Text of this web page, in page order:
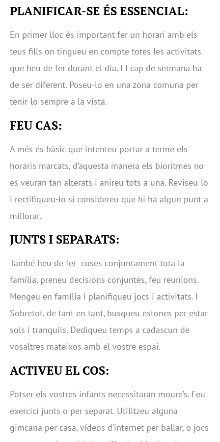
PLANIFICAR-SE ÉS ESSENCIAL:
En primer lloc és important fer un horari amb els
teus fills on tingueu en compte totes les activitats
que heu de fer durant el dia. El cap de setmana ha
de ser diferent. Poseu-lo en una zona comuna per
tenir-lo sempre a la vista.
FEU CAS:
A més és bàsic que intenteu portar a terme els
horaris marcats, d’aquesta manera els bioritmes no
es veuran tan alterats i anireu tots a una. Reviseu-lo
i rectifiqueu-lo si considereu que hi ha algun punt a
millorar.
JUNTS I SEPARATS:
També heu de fer coses conjuntament tota la
família, preneu decisions conjuntes, feu reunions.
Mengeu en família i planifiqueu jocs i activitats. I
Sobretot, de tant en tant, busqueu estones per estar
sols i tranquils. Dediqueu temps a cadascun de
vosaltres mateixos amb el vostre espai.
ACTIVEU EL COS:
Potser els vostres infants necessitaran moure’s. Feu
exercici junts o per separat. Utilitzeu alguna
gimcana per casa, vídeos d’internet per ballar, o jocs